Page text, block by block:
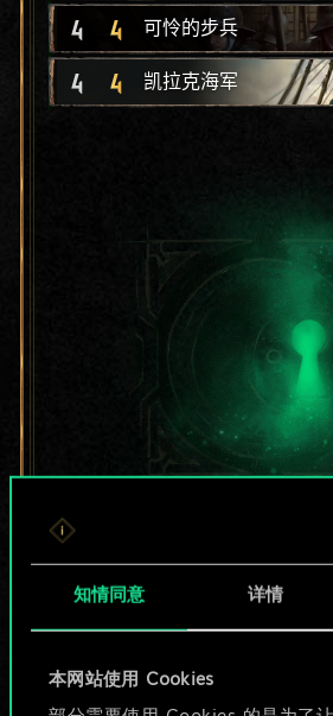
知情同意 详情
本网站使用 Cookies
4 4 可怜的步兵
4 4 凯拉克海军
目前只是分
牌，但能做